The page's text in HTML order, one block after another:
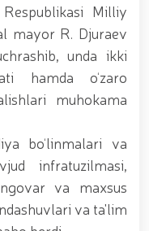
saroyida Milliy
uchrashuv bo‘lib
toʻliq taʼminlandi
tashkil etildi //
shiori
kasb-hunar
xotirasi
gvardiya harbiy
oltin medalni qoʻlga
xizmatlari uchun»
Qurolli
texnologiyalari
viloyatida
Respublikasi Milliy
mayor R. Djuraev
unda ikki
hamda o‘zaro
muhokama
bo‘linmalari va
infratuzilmasi,
va maxsus
va ta'lim